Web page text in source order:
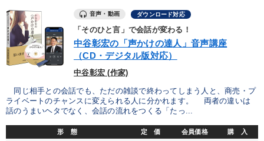
音声・動画 ダウンロード対応
「そのひと言」で会話が変わる！
中谷彰宏の「声かけの達人」音声講座
（CD・デジタル版対応）
中谷彰宏 (作家)
同じ相手との会話でも、ただの雑談で終わってしまう人と、商売・プ
ライベートのチャンスに変えられる人に分かれます。 両者の違いは
話のうまいヘタでなく、会話の流れをつくる「たっ...
形 態 定 価 会員価格 購 入